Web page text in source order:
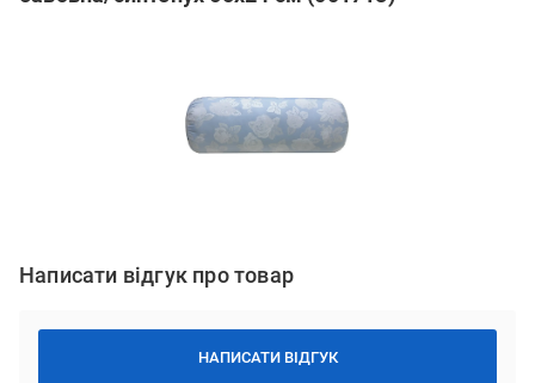
Написати відгук про товар
НАПИСАТИ ВІДГУК